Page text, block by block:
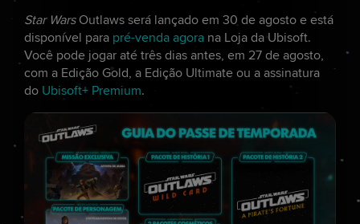
Star WarsOutlaws será lançado em 30 de agosto e está
disponível para pré-venda agora na Loja da Ubisoft.
Você pode jogar até três dias antes, em 27 de agosto,
com a Edição Gold, a Edição Ultimate ou a assinatura
do Ubisoft+ Premium.